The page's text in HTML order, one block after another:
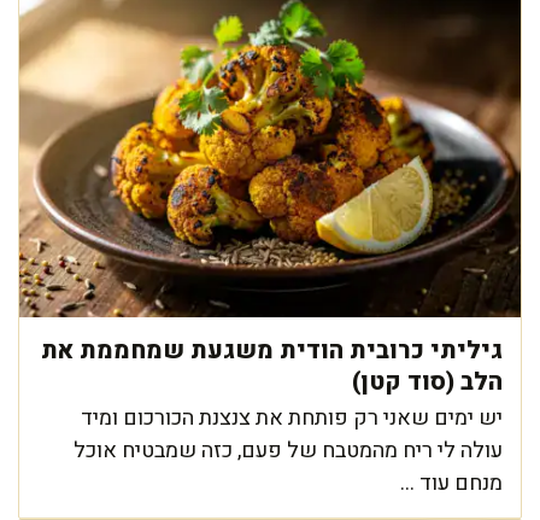
גיליתי כרובית הודית משגעת שמחממת את
הלב (סוד קטן)
יש ימים שאני רק פותחת את צנצנת הכורכום ומיד
עולה לי ריח מהמטבח של פעם, כזה שמבטיח אוכל
מנחם עוד ...